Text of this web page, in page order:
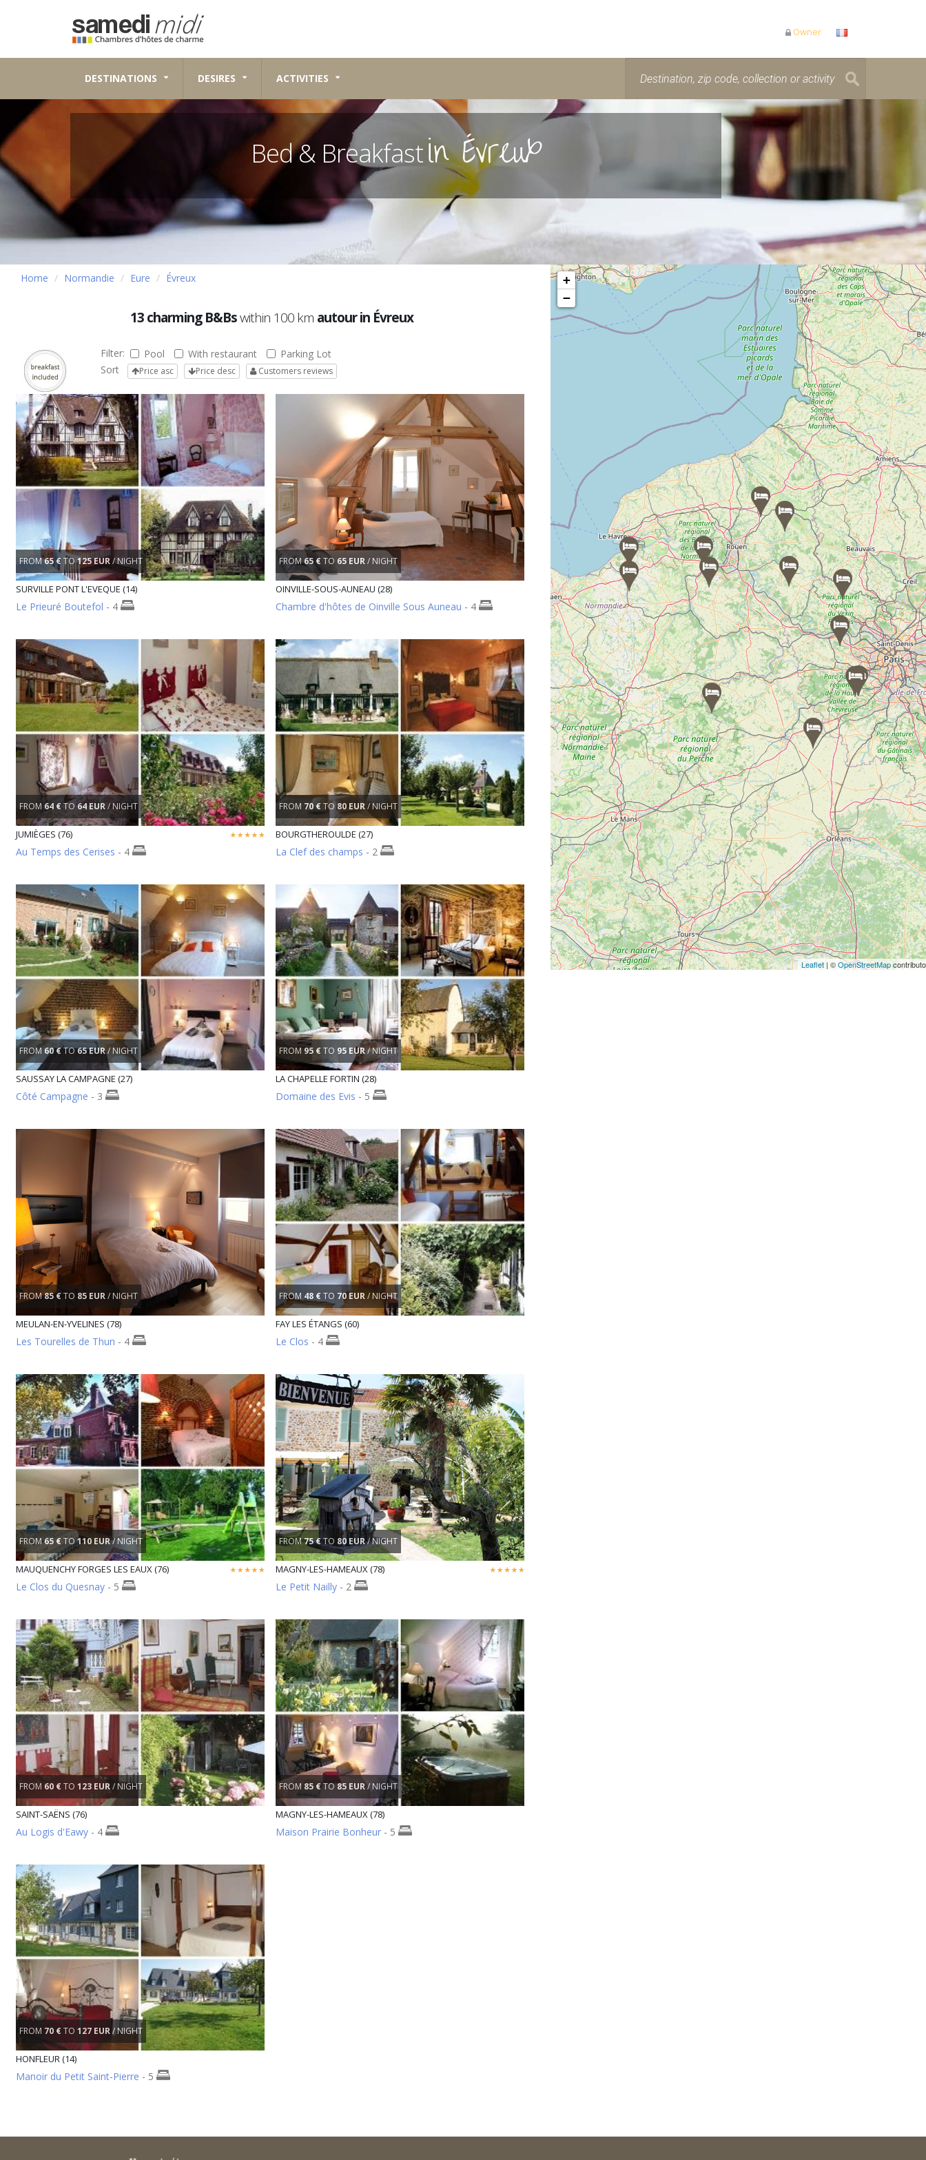
Owner
DESTINATIONS DESIRES ACTIVITIES
Bed & Breakfastin Évreux
Home Normandie Eure Évreux
13 charming B&Bswithin 100 km autour in Évreux
Filter: Pool With restaurant
Parking Lot
Sort
Price asc Price desc Customers reviews
FROM65 €TO125 EUR/ NIGHT
SURVILLE PONT L'EVEQUE (14)
Le Prieuré Boutefol - 4
FROM65 €TO 65 EUR/ NIGHT
OINVILLE-SOUS-AUNEAU (28)
Chambre d'hôtes de Oinville Sous Auneau - 4
FROM 64 €TO 64 EUR/ NIGHT
JUMIÈGES (76)
Au Temps des Cerises - 4
FROM 70 €TO 80 EUR/ NIGHT
BOURGTHEROULDE (27)
La Clef des champs - 2
FROM60 €TO65 EUR/ NIGHT
SAUSSAY LA CAMPAGNE (27)
Côté Campagne - 3
FROM 95 €TO 95 EUR/ NIGHT
LA CHAPELLE FORTIN (28)
Domaine des Evis - 5
FROM85 €TO 85 EUR/ NIGHT
MEULAN-EN-YVELINES (78)
Les Tourelles de Thun - 4
FROM 48 €TO 70 EUR/ NIGHT
FAY LES ÉTANGS (60)
Le Clos - 4
FROM65 €TO110 EUR/ NIGHT
MAUQUENCHY FORGES LES EAUX (76)
Le Clos du Quesnay - 5
FROM75 €TO 80 EUR/ NIGHT
MAGNY-LES-HAMEAUX (78)
Le Petit Nailly - 2
FROM 60 €TO 123 EUR/ NIGHT
SAINT-SAËNS (76)
Au Logis d'Eawy - 4
FROM 85 €TO85 EUR/ NIGHT
MAGNY-LES-HAMEAUX (78)
Maison Prairie Bonheur - 5
FROM 70 €TO 127 EUR/ NIGHT
HONFLEUR (14)
Manoir du Petit Saint-Pierre - 5
Please wait, map is loading
+
−
Leaflet | ©OpenStreetMap